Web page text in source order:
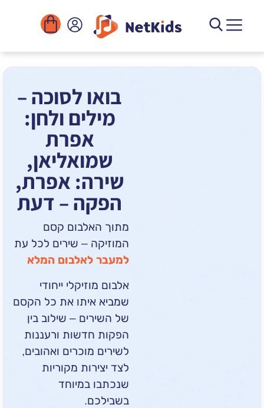
בואו לסוכה –
מילים ולחן:
אפרת
שמואליאן,
שירה: אפרת,
הפקה – דעת
מתוך האלבום קסם
המוזיקה – שירים לכל עת
למעבר לאלבום המלא
אלבום מוזיקלי ייחודי
שמביא איתו את כל הקסם
של השירים – שילוב בין
הפקות חדשות ורעננות
לשירים מוכרים ואהובים,
לצד יצירות מקוריות
שנכתבו במיוחד
בשבילכם.